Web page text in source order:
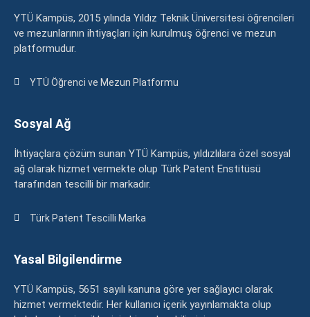
YTÜ Kampüs, 2015 yılında Yıldız Teknik Üniversitesi öğrencileri
ve mezunlarının ihtiyaçları için kurulmuş öğrenci ve mezun
platformudur.
YTÜ Öğrenci ve Mezun Platformu
Sosyal Ağ
İhtiyaçlara çözüm sunan YTÜ Kampüs, yıldızlılara özel sosyal
ağ olarak hizmet vermekte olup Türk Patent Enstitüsü
tarafından tescilli bir markadır.
Türk Patent Tescilli Marka
Yasal Bilgilendirme
YTÜ Kampüs, 5651 sayılı kanuna göre yer sağlayıcı olarak
hizmet vermektedir. Her kullanıcı içerik yayınlamakta olup